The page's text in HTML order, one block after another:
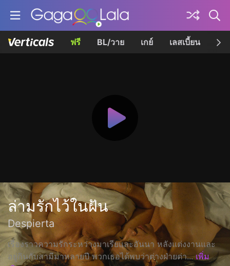
ฟรี BL/วาย เกย์ เลสเบี้ยน เค
ล่ามรักไว้ในฝัน
Despierta
เรื่องราวความรักระหว่างมาเรียและอันนา หลังแต่งงานและ
อยู่กินกับสามีมาหลายปี พวกเธอได้พบว่าต่างฝ่ายต่า... เพิ่ม